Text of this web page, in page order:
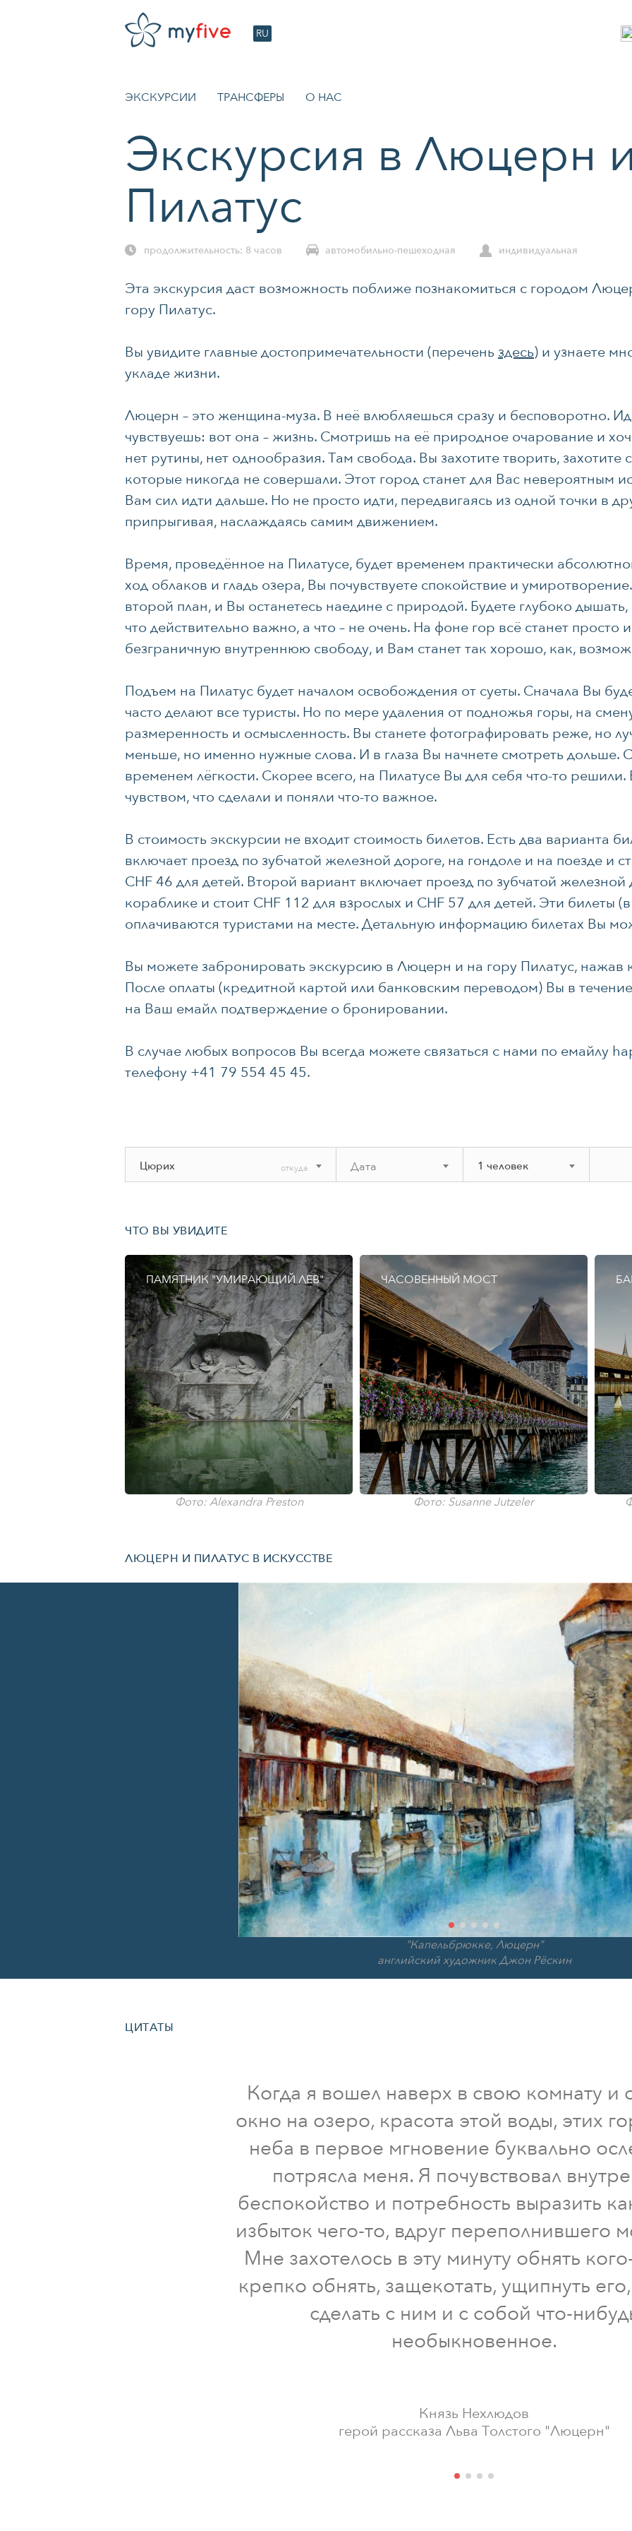
RU
ЭКСКУРСИИ ТРАНСФЕРЫ О НАС
Экскурсия в Люцерн
Пилатус
продолжительность: 8 часов автомобильно-пешеходная индивидуальная
Эта экскурсия даст возможность поближе познакомиться с городом
гору Пилатус.
Вы увидите главные достопримечательности (перечень здесь) и узнаете
укладе жизни.
Люцерн – это женщина-муза. В неё влюбляешься сразу и бесповоротно.
чувствуешь: вот она – жизнь. Смотришь на её природное очарование и
нет рутины, нет однообразия. Там свобода. Вы захотите творить, захотите
которые никогда не совершали. Этот город станет для Вас невероятным
Вам сил идти дальше. Но не просто идти, передвигаясь из одной точки в
припрыгивая, наслаждаясь самим движением.
Время, проведённое на Пилатусе, будет временем практически
ход облаков и гладь озера, Вы почувствуете спокойствие и
второй план, и Вы останетесь наедине с природой. Будете глубоко
что действительно важно, а что – не очень. На фоне гор всё станет просто
безграничную внутреннюю свободу, и Вам станет так хорошо, как,
Подъем на Пилатус будет началом освобождения от суеты. Сначала Вы
часто делают все туристы. Но по мере удаления от подножья горы, на
размеренность и осмысленность. Вы станете фотографировать реже, но
меньше, но именно нужные слова. И в глаза Вы начнете смотреть дольше.
временем лёгкости. Скорее всего, на Пилатусе Вы для себя что-то решили.
чувством, что сделали и поняли что-то важное.
В стоимость экскурсии не входит стоимость билетов. Есть два варианта
включает проезд по зубчатой железной дороге, на гондоле и на поезде и
CHF 46 для детей. Второй вариант включает проезд по зубчатой железной
кораблике и стоит CHF 112 для взрослых и CHF 57 для детей. Эти билеты
оплачиваются туристами на месте. Детальную информацию билетах Вы
Вы можете забронировать экскурсию в Люцерн и на гору Пилатус, нажав
После оплаты (кредитной картой или банковским переводом) Вы в
на Ваш емайл подтверждение о бронировании.
В случае любых вопросов Вы всегда можете связаться c нами по емайлу
телефону +41 79 554 45 45.
Цюрих откуда
августа 2026
3 4 5 6 7 8 9
10 11 12 13 14 15 16
17 18 19 22
24 25 26 27 28
31 1 3 4 5 6
1 человек
ЧТО ВЫ УВИДИТЕ
ПАМЯТНИК "УМИРАЮЩИЙ ЛЕВ"
Фото: Alexandra Preston
ЧАСОВЕННЫЙ МОСТ
Фото: Susanne Jutzeler
ЛЮЦЕРН И ПИЛАТУС В ИСКУССТВЕ
"Капельбрюкке, Люцерн"
английский художник Джон Рёскин
ЦИТАТЫ
Когда я вошел наверх в свою комнату и
окно на озеро, красота этой воды, этих
неба в первое мгновение буквально
потрясла меня. Я почувствовал
беспокойство и потребность выразить
избыток чего-то, вдруг переполнившего
Мне захотелось в эту минуту обнять
крепко обнять, защекотать, ущипнуть
сделать с ним и с собой что-
необыкновенное.
Князь Нехлюдов
герой рассказа Льва Толстого "Люцерн"